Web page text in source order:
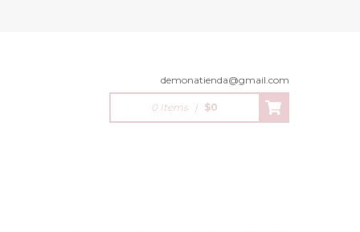
demonatienda@gmail.com
0 Items | $0